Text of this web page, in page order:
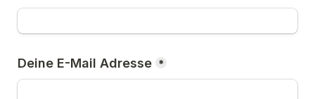
Deine E-Mail Adresse *